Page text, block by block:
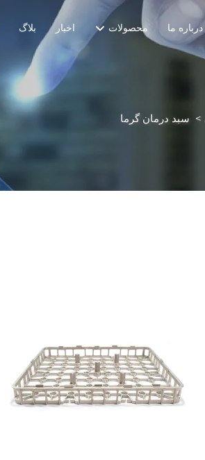
درباره ما محصولات اخبار بلاگ
> سبد درمان گرما